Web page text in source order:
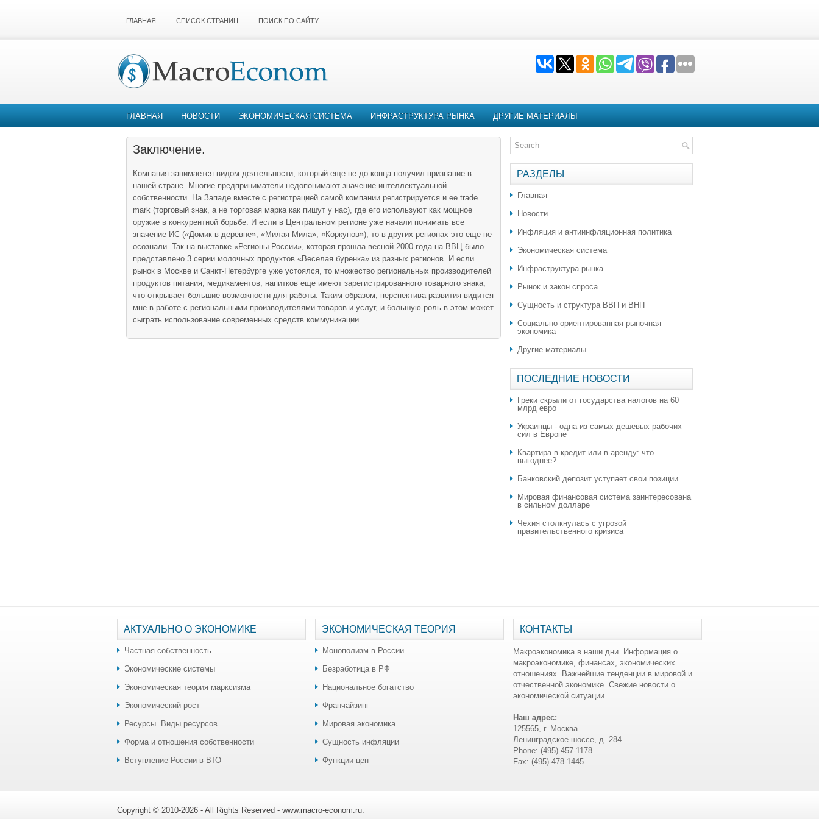
ГЛАВНАЯ СПИСОК СТРАНИЦ ПОИСК ПО САЙТУ
ГЛАВНАЯ НОВОСТИ ЭКОНОМИЧЕСКАЯ СИСТЕМА ИНФРАСТРУКТУРА РЫНКА ДРУГИЕ МАТЕРИАЛЫ
Заключение.
Компания занимается видом деятельности, который еще не до конца получил признание в
нашей стране. Многие предприниматели недопонимают значение интеллектуальной
собственности. На Западе вместе с регистрацией самой компании регистрируется и ее trade
mark (торговый знак, а не торговая марка как пишут у нас), где его используют как мощное
оружие в конкурентной борьбе. И если в Центральном регионе уже начали понимать все
значение ИС («Домик в деревне», «Милая Мила», «Коркунов»), то в других регионах это еще не
осознали. Так на выставке «Регионы России», которая прошла весной 2000 года на ВВЦ было
представлено 3 серии молочных продуктов «Веселая буренка» из разных регионов. И если
рынок в Москве и Санкт-Петербурге уже устоялся, то множество региональных производителей
продуктов питания, медикаментов, напитков еще имеют зарегистрированного товарного знака,
что открывает большие возможности для работы. Таким образом, перспектива развития видится
мне в работе с региональными производителями товаров и услуг, и большую роль в этом может
сыграть использование современных средств коммуникации.
РАЗДЕЛЫ
Главная
Новости
Инфляция и антиинфляционная политика
Экономическая система
Инфраструктура рынка
Рынок и закон спроса
Сущность и структура ВВП и ВНП
Социально ориентированная рыночная
экономика
Другие материалы
ПОСЛЕДНИЕ НОВОСТИ
Греки скрыли от государства налогов на 60
млрд евро
Украинцы - одна из самых дешевых рабочих
сил в Европе
Квартира в кредит или в аренду: что
выгоднее?
​Банковский депозит уступает свои позиции
Мировая финансовая система заинтересована
в сильном долларе
Чехия столкнулась с угрозой
правительственного кризиса
АКТУАЛЬНО О ЭКОНОМИКЕ
Частная собственность
Экономические системы
Экономическая теория марксизма
Экономический рост
Ресурсы. Виды ресурсов
Форма и отношения собственности
Вступление России в ВТО
ЭКОНОМИЧЕСКАЯ ТЕОРИЯ
Монополизм в России
Безработица в РФ
Национальное богатство
Франчайзинг
Мировая экономика
Сущность инфляции
Функции цен
КОНТАКТЫ
Макроэкономика в наши дни. Информация о
макроэкономике, финансах, экономических
отношениях. Важнейшие тенденции в мировой и
отчественной экономике. Свежие новости о
экономической ситуации.
Наш адрес:
125565, г. Москва
Ленинградское шоссе, д. 284
Phone: (495)-457-1178
Fax: (495)-478-1445
Copyright © 2010-2026 - All Rights Reserved - www.macro-econom.ru.